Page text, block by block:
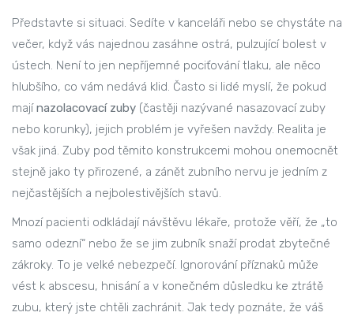
Představte si situaci. Sedíte v kanceláři nebo se chystáte na
večer, když vás najednou zasáhne ostrá, pulzující bolest v
ústech. Není to jen nepříjemné pociťování tlaku, ale něco
hlubšího, co vám nedává klid. Často si lidé myslí, že pokud
majínazolacovací zuby (častěji nazývané nasazovací zuby
nebo korunky), jejich problém je vyřešen navždy. Realita je
však jiná. Zuby pod těmito konstrukcemi mohou onemocnět
stejně jako ty přirozené, a zánět zubního nervu je jedním z
nejčastějších a nejbolestivějších stavů.
Mnozí pacienti odkládají návštěvu lékaře, protože věří, že „to
samo odezní“ nebo že se jim zubník snaží prodat zbytečné
zákroky. To je velké nebezpečí. Ignorování příznaků může
vést k abscesu, hnisání a v konečném důsledku ke ztrátě
zubu, který jste chtěli zachránit. Jak tedy poznáte, že váš